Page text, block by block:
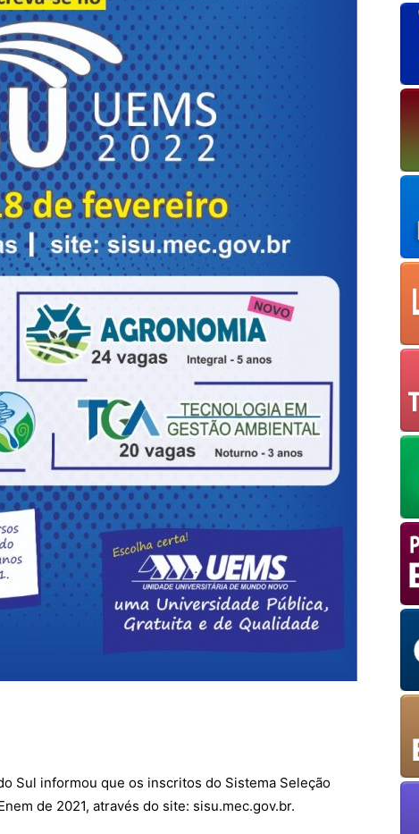
OK
European Commission | Cookies Policy
Sul informou que os inscritos do Sistema Seleção
de 2021, através do site: sisu.mec.gov.br.